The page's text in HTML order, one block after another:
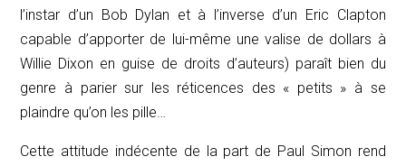
l’instar d’un Bob Dylan et à l’inverse d’un Eric Clapton
capable d’apporter de lui-même une valise de dollars à
Willie Dixon en guise de droits d’auteurs) paraît bien du
genre à parier sur les réticences des « petits » à se
plaindre qu’on les pille…
Cette attitude indécente de la part de Paul Simon rend